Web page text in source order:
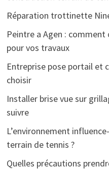
Réparation trottinette
Peintre a Agen :
pour vos travaux
Entreprise pose portail et
choisir
Installer brise vue sur
suivre
L’environnement
terrain de tennis ?
Quelles précautions